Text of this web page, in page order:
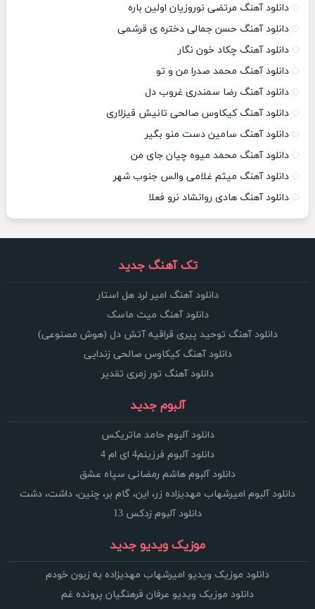
دانلود آهنگ مرتضی نوروزیان اولین باره
دانلود آهنگ حسن جمالی دختره ی قرشمی
دانلود آهنگ چکاد خون نگار
دانلود آهنگ محمد صدرا من و تو
دانلود آهنگ رضا سمندری غروب دل
دانلود آهنگ کیکاوس صالحی تانیش قیزلاری
دانلود آهنگ سامین دست منو بگیر
دانلود آهنگ محمد میوه چیان جای من
دانلود آهنگ میثم غلامی والس جنوب شهر
دانلود آهنگ هادی روانشاد نرو فعلا
تک آهنگ جدید
دانلود آهنگ امیر لرد هل استار
دانلود آهنگ میث ماسک
دانلود آهنگ توحید پیری قراقیه آتش دل (هوش مصنوعی)
دانلود آهنگ کیکاوس صالحی زندایی
دانلود آهنگ تور زمری تقدیر
آلبوم جدید
دانلود آلبوم حامد ماتریکس
دانلود آلبوم فرزینم4 ای ام 4
دانلود آلبوم هاشم رمضانی سپاه عشق
دانلود آلبوم امیرشهاب مهدیزاده زر، این، گام بر، چنین، داشت، دشت
دانلود آلبوم زدکس 13
موزیک ویدیو جدید
دانلود موزیک ویدیو امیرشهاب مهدیزاده به زبون خودم
دانلود موزیک ویدیو عرفان فرهنگیان پرونده غم